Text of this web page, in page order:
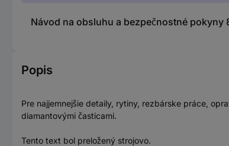
Návod na obsluhu a bezpečnostné
Popis
Pre najjemnejšie detaily, rytiny, rezbárske práce,
diamantovými časticami.
Tento text bol preložený strojovo.